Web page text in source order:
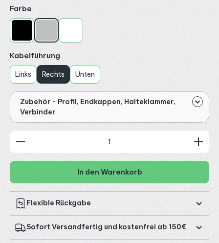
Farbe
Kabelführung
Links Rechts Unten
Zubehör - Profil, Endkappen, Halteklammer,
Verbinder
Produkt Anzahl: Gib den gewünschten Wert ein
In den Warenkorb
Flexible Rückgabe
Sofort Versandfertig und kostenfrei ab 150€